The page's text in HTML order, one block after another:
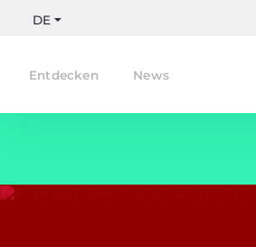
DE
Entdecken News